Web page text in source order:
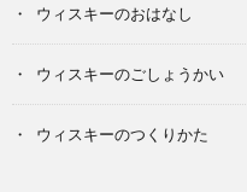
ウィスキーのおはなし
ウィスキーのごしょうかい
ウィスキーのつくりかた